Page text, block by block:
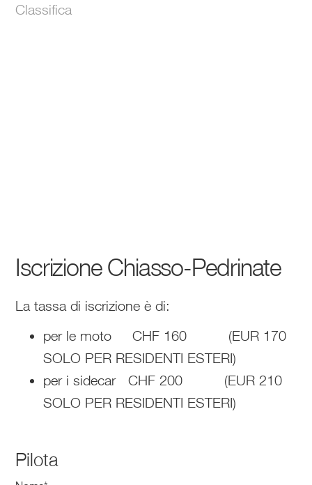
Classifica
Iscrizione Chiasso-Pedrinate
La tassa di iscrizione è di:
per le moto CHF 160 (EUR 170
SOLO PER RESIDENTI ESTERI)
per i sidecar CHF 200 (EUR 210
SOLO PER RESIDENTI ESTERI)
Pilota